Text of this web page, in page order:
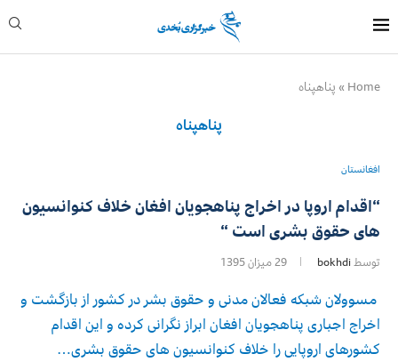
Home
» پناهپناه
پناهپناه
افغانستان
“اقدام اروپا در اخراج پناهجویان افغان خلاف کنوانسیون
های حقوق بشری است “
توسط bokhdi 29 میزان 1395
مسوولان شبکه فعالان مدنی و حقوق بشر در کشور از بازگشت و
اخراج اجباری پناهجویان افغان ابراز نگرانی کرده و این اقدام
کشورهای اروپایی را خلاف کنوانسیون های حقوق بشری…